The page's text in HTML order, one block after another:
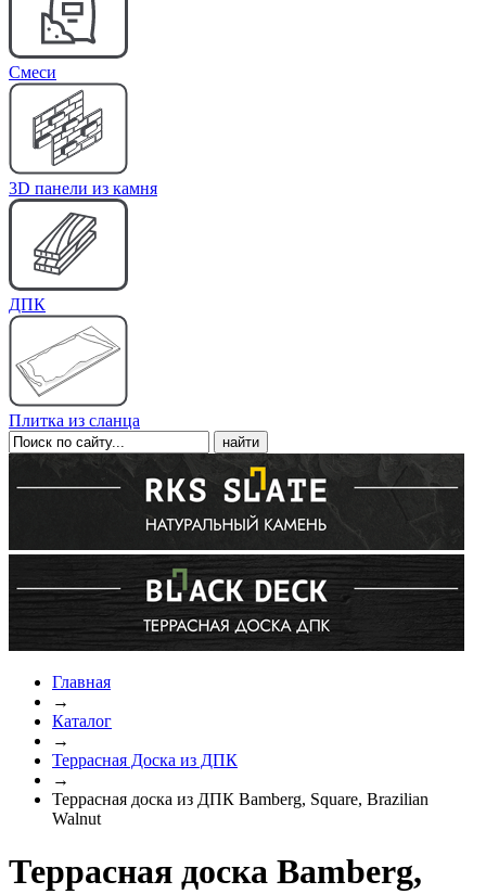
Cмеси
3D панели из камня
ДПК
Плитка из сланца
Главная
→
Каталог
→
Террасная Доска из ДПК
→
Террасная доска из ДПК Bamberg, Square, Brazilian
Walnut
Террасная доска Bamberg,